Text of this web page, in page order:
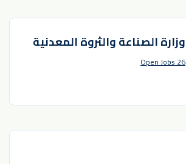
وزارة الصناعة والثروة المعدنية
26 Open Jobs